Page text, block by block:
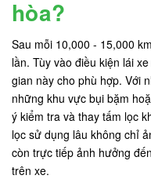
hòa?
Sau mỗi 10,000 - 15,000
lần. Tùy vào điều kiện lái
gian này cho phù hợp. Với
những khu vực bụi bặm
ý kiểm tra và thay tấm lọc
lọc sử dụng lâu không chỉ
còn trực tiếp ảnh hưởng
trên xe.